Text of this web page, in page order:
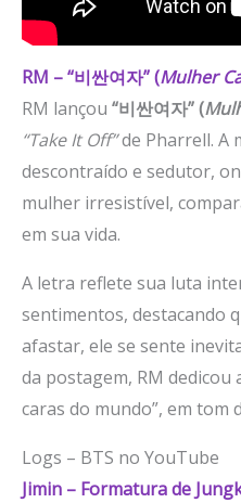
RM – “비싼여자” (Mulher
RM lançou “비싼여자” (
“Take It Off”de Pharrell. A
descontraído e sedutor,
mulher irresistível,
em sua vida.
A letra reflete sua luta
sentimentos, destacando
afastar, ele se sente
da postagem, RM dedicou
caras do mundo”, em tom
Logs – BTS no YouTube
Jimin – Formatura de